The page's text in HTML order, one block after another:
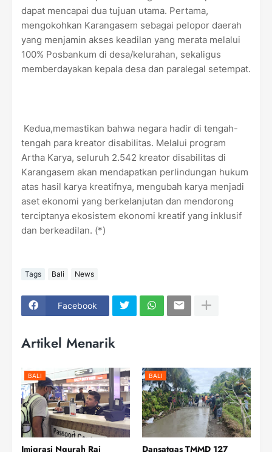
dapat mencapai dua tujuan utama. Pertama,
mengokohkan Karangasem sebagai pelopor daerah
yang menjamin akses keadilan yang merata melalui
100% Posbankum di desa/kelurahan, sekaligus
memberdayakan kepala desa dan paralegal setempat.
Kedua,memastikan bahwa negara hadir di tengah-
tengah para kreator disabilitas. Melalui program
Artha Karya, seluruh 2.542 kreator disabilitas di
Karangasem akan mendapatkan perlindungan hukum
atas hasil karya kreatifnya, mengubah karya menjadi
aset ekonomi yang berkelanjutan dan mendorong
terciptanya ekosistem ekonomi kreatif yang inklusif
dan berkeadilan. (*)
Tags Bali News
Facebook
Artikel Menarik
BALI
Imigrasi Ngurah Rai
BALI
Dansatgas TMMD 127